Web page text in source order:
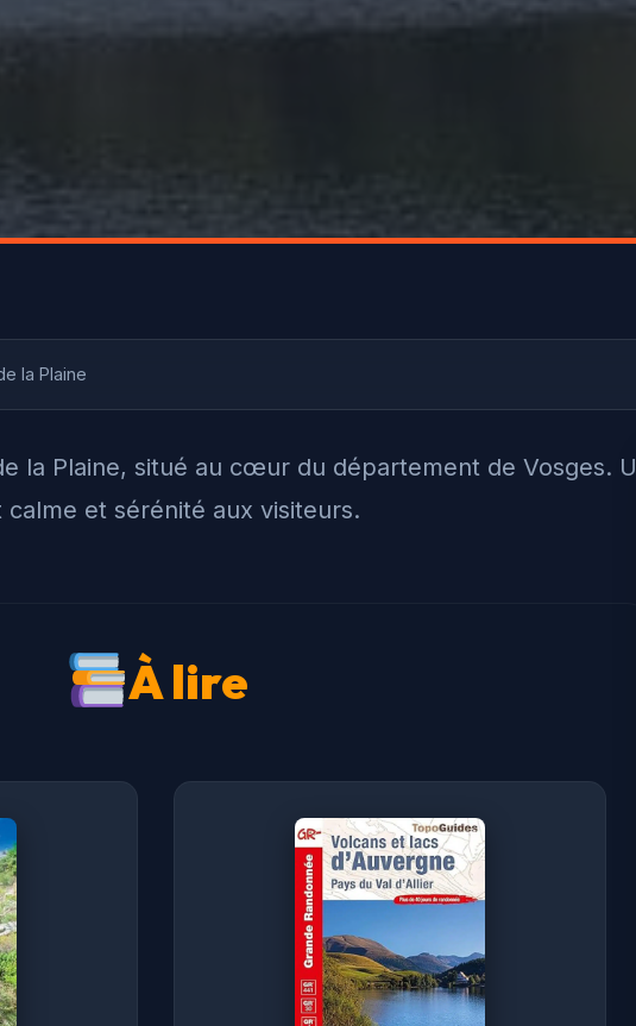
la Plaine
la Plaine, situé au cœur du département de Vosges.
et sérénité aux visiteurs.
À lire